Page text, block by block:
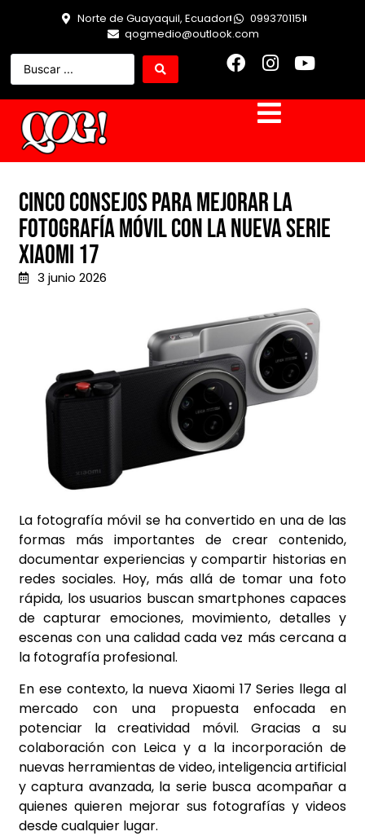
Norte de Guayaquil, Ecuador
0993701151
qogmedio@outlook.com
Cinco consejos para mejorar la
fotografía móvil con la nueva Serie
Xiaomi 17
3 junio 2026
La fotografía móvil se ha convertido en una de las
formas más importantes de crear contenido,
documentar experiencias y compartir historias en
redes sociales. Hoy, más allá de tomar una foto
rápida, los usuarios buscan smartphones capaces
de capturar emociones, movimiento, detalles y
escenas con una calidad cada vez más cercana a
la fotografía profesional.
En ese contexto, la nueva Xiaomi 17 Series llega al
mercado con una propuesta enfocada en
potenciar la creatividad móvil. Gracias a su
colaboración con Leica y a la incorporación de
nuevas herramientas de video, inteligencia artificial
y captura avanzada, la serie busca acompañar a
quienes quieren mejorar sus fotografías y videos
desde cualquier lugar.